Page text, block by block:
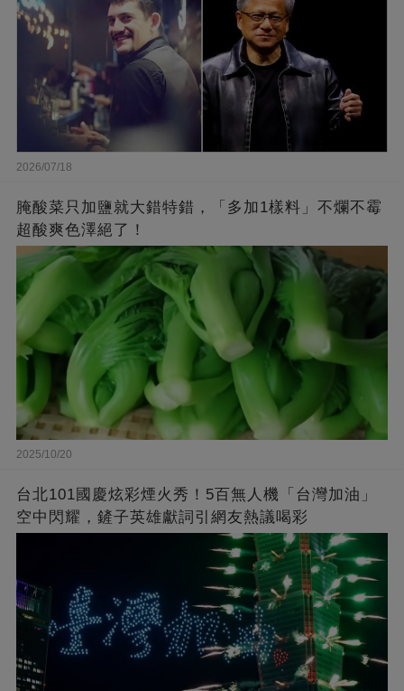
2026/07/18
腌酸菜只加鹽就大錯特錯，「多加1樣料」不爛不霉
超酸爽色澤絕了！
2025/10/20
台北101國慶炫彩煙火秀！5百無人機「台灣加油」
空中閃耀，鏟子英雄獻詞引網友熱議喝彩